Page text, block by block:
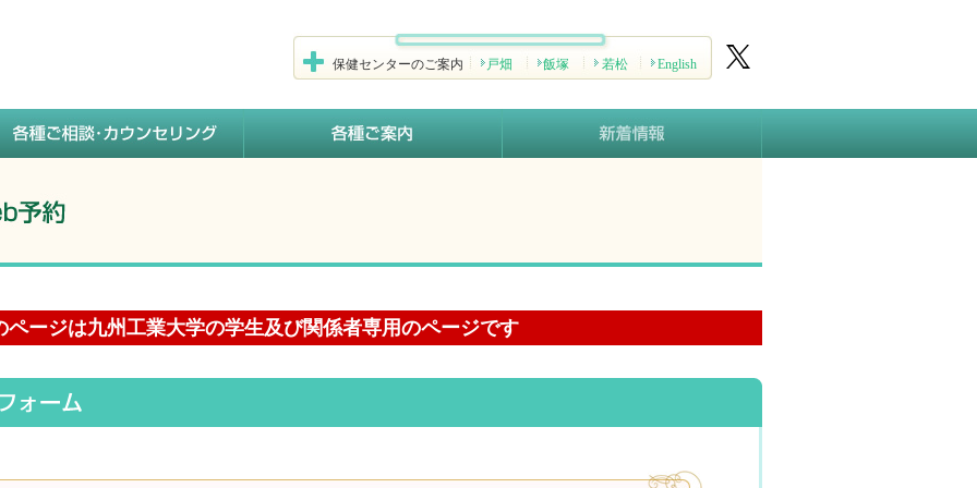
保健センターのご案内 戸畑 飯塚 若松 English
ページは九州工業大学の学生及び関係者専用のページです